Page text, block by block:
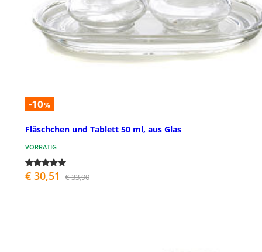
-10%
Fläschchen und Tablett 50 ml, aus Glas
VORRÄTIG
€ 30,51 € 33,90